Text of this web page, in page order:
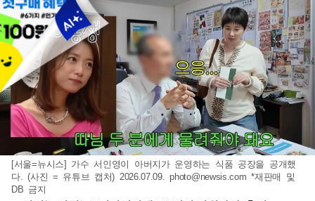
[서울=뉴시스] 가수 서인영이 아버지가 운영하는 식품 공장을 공개했
다. (사진 = 유튜브 캡처) 2026.07.09.photo@newsis.com *재판매 및
DB 금지